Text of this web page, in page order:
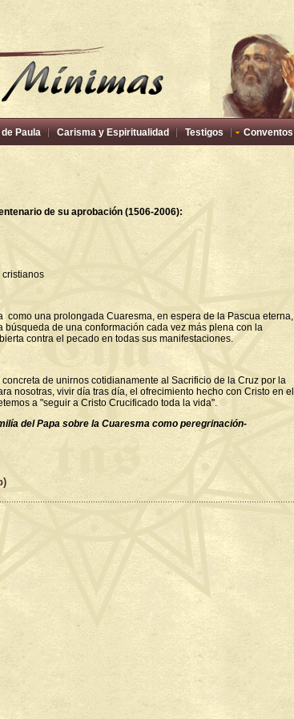
Paula Carisma y Espiritualidad Testigos Conventos
de su aprobación (1506-2006):
cristianos
como una prolongada Cuaresma, en espera de la Pascua eterna,
búsqueda de una conformación cada vez más plena con la
contra el pecado en todas sus manifestaciones.
de unirnos cotidianamente al Sacrificio de la Cruz por la
nosotras, vivir día tras día, el ofrecimiento hecho con Cristo en el
a "seguir a Cristo Crucificado toda la vida".
del Papa sobre la Cuaresma como peregrinación-